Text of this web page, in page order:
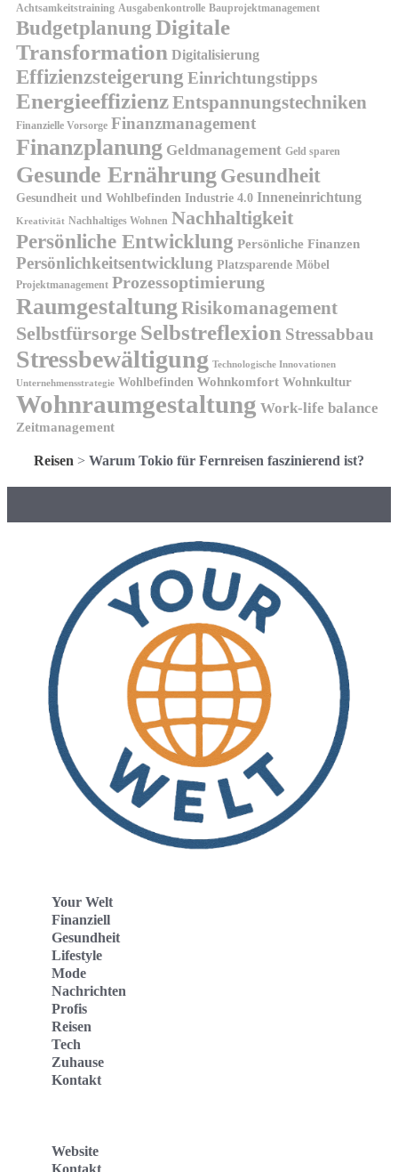
Achtsamkeitstraining Ausgabenkontrolle Bauprojektmanagement
BudgetplanungDigitale
Transformation Digitalisierung
Effizienzsteigerung Einrichtungstipps
EnergieeffizienzEntspannungstechniken
Finanzielle Vorsorge Finanzmanagement
Finanzplanung Geldmanagement Geld sparen
Gesunde Ernährung Gesundheit
Gesundheit und Wohlbefinden Industrie 4.0 Inneneinrichtung
Kreativität Nachhaltiges Wohnen Nachhaltigkeit
Persönliche Entwicklung Persönliche Finanzen
Persönlichkeitsentwicklung Platzsparende Möbel
Projektmanagement Prozessoptimierung
Raumgestaltung Risikomanagement
Selbstfürsorge Selbstreflexion Stressabbau
Stressbewältigung Technologische Innovationen
Unternehmensstrategie Wohlbefinden Wohnkomfort Wohnkultur
Wohnraumgestaltung Work-life balance
Zeitmanagement
Reisen > Warum Tokio für Fernreisen faszinierend ist?
Your Welt
Finanziell
Gesundheit
Lifestyle
Mode
Nachrichten
Profis
Reisen
Tech
Zuhause
Kontakt
Website